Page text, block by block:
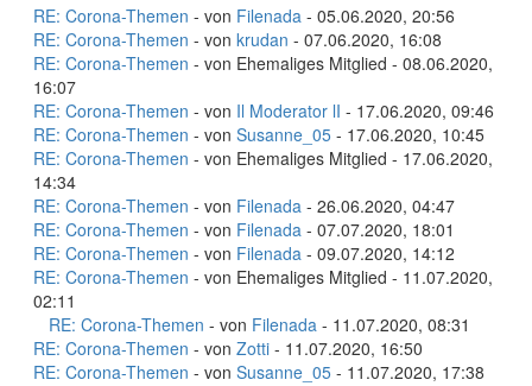
RE: Corona-Themen - von Filenada - 05.06.2020, 20:56
RE: Corona-Themen - von krudan - 07.06.2020, 16:08
RE: Corona-Themen - von Ehemaliges Mitglied - 08.06.2020,
16:07
RE: Corona-Themen - von Il Moderator lI - 17.06.2020, 09:46
RE: Corona-Themen - von Susanne_05 - 17.06.2020, 10:45
RE: Corona-Themen - von Ehemaliges Mitglied - 17.06.2020,
14:34
RE: Corona-Themen - von Filenada - 26.06.2020, 04:47
RE: Corona-Themen - von Filenada - 07.07.2020, 18:01
RE: Corona-Themen - von Filenada - 09.07.2020, 14:12
RE: Corona-Themen - von Ehemaliges Mitglied - 11.07.2020,
02:11
RE: Corona-Themen - von Filenada - 11.07.2020, 08:31
RE: Corona-Themen - von Zotti - 11.07.2020, 16:50
RE: Corona-Themen - von Susanne_05 - 11.07.2020, 17:38